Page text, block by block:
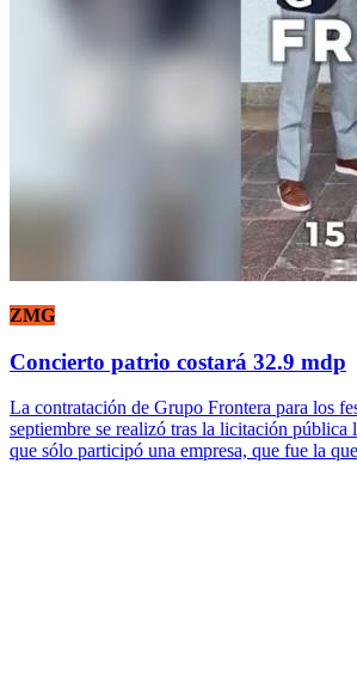
ZMG
Concierto patrio costará 32.9 mdp
La contratación de Grupo Frontera para los
septiembre se realizó tras la licitación pública
que sólo participó una empresa, que fue la